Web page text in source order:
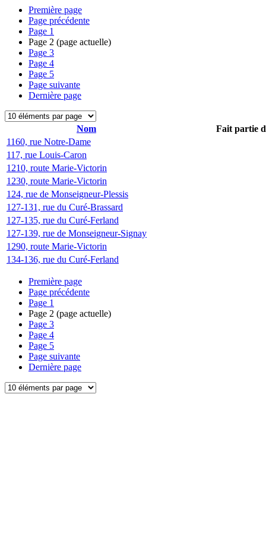
Première page
Page précédente
Page 1
Page 2 (page actuelle)
Page 3
Page 4
Page 5
Page suivante
Dernière page
Nom
Fait partie
1160, rue Notre-Dame
117, rue Louis-Caron
1210, route Marie-Victorin
1230, route Marie-Victorin
124, rue de Monseigneur-Plessis
127-131, rue du Curé-Brassard
127-135, rue du Curé-Ferland
127-139, rue de Monseigneur-Signay
1290, route Marie-Victorin
134-136, rue du Curé-Ferland
Première page
Page précédente
Page 1
Page 2 (page actuelle)
Page 3
Page 4
Page 5
Page suivante
Dernière page